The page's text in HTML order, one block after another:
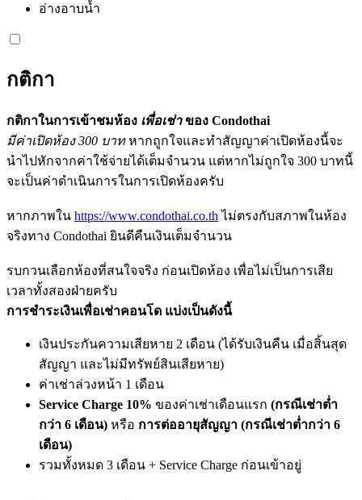
อ่างอาบน้ำ
กติกา
กติกาในการเข้าชมห้อง เพื่อเช่าของ Condothai
มีค่าเปิดห้อง 300 บาทหากถูกใจและทำสัญญาค่าเปิดห้องนี้จะ
นำไปหักจากค่าใช้จ่ายได้เต็มจำนวน แต่หากไม่ถูกใจ 300 บาทนี้
จะเป็นค่าดำเนินการในการเปิดห้องครับ
หากภาพใน https://www.condothai.co.th ไม่ตรงกับสภาพในห้อง
จริงทาง Condothai ยินดีคืนเงินเต็มจำนวน
รบกวนเลือกห้องที่สนใจจริง ก่อนเปิดห้อง เพื่อไม่เป็นการเสีย
เวลาทั้งสองฝ่ายครับ
การชำระเงินเพื่อเช่าคอนโด แบ่งเป็นดังนี้
เงินประกันความเสียหาย 2 เดือน (ได้รับเงินคืน เมื่อสิ้นสุด
สัญญา และไม่มีทรัพย์สินเสียหาย)
ค่าเช่าล่วงหน้า 1 เดือน
Service Charge 10% ของค่าเช่าเดือนแรก (กรณีเช่าต่ำ
กว่า 6 เดือน) หรือ การต่ออายุสัญญา (กรณีเช่าต่ำกว่า 6
เดือน)
รวมทั้งหมด 3 เดือน + Service Charge ก่อนเข้าอยู่